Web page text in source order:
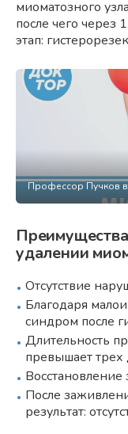
миоматозного
после чего через
этап:
Профессор Пучков в
удалении
Отсутствие
Благодаря
синдром после
Длительность
превышает трех
После
результат: